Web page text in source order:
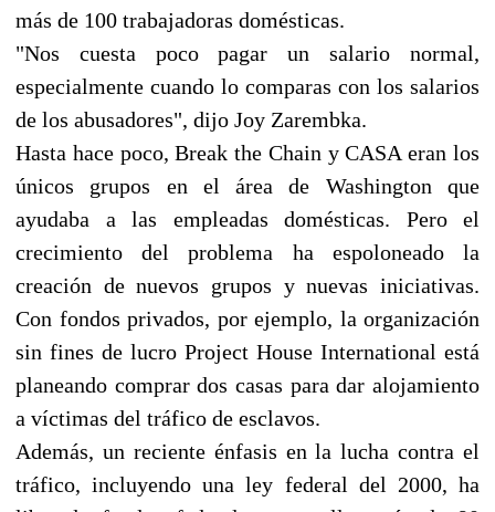
más de 100 trabajadoras domésticas.
"Nos cuesta poco pagar un salario normal,
especialmente cuando lo comparas con los salarios
de los abusadores", dijo Joy Zarembka.
Hasta hace poco, Break the Chain y CASA eran los
únicos grupos en el área de Washington que
ayudaba a las empleadas domésticas. Pero el
crecimiento del problema ha espoloneado la
creación de nuevos grupos y nuevas iniciativas.
Con fondos privados, por ejemplo, la organización
sin fines de lucro Project House International está
planeando comprar dos casas para dar alojamiento
a víctimas del tráfico de esclavos.
Además, un reciente énfasis en la lucha contra el
tráfico, incluyendo una ley federal del 2000, ha